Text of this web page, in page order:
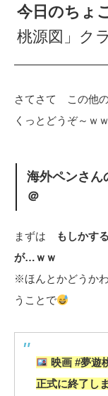
今日のちょ
桃源図」ク
さてさて この他
くっとどうぞ～ｗｗ
海外ペンさん
＠
まずは
もしかす
が…ｗｗ
※ほんとかどうか
うことで
映画 #夢遊
正式に終了し